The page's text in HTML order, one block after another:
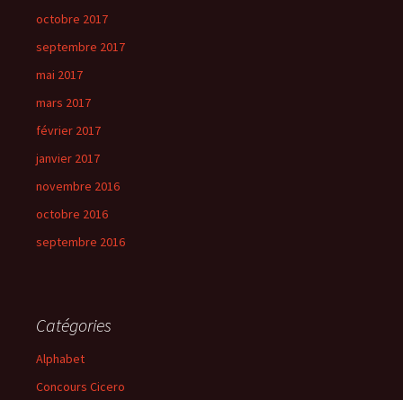
octobre 2017
septembre 2017
mai 2017
mars 2017
février 2017
janvier 2017
novembre 2016
octobre 2016
septembre 2016
Catégories
Alphabet
Concours Cicero